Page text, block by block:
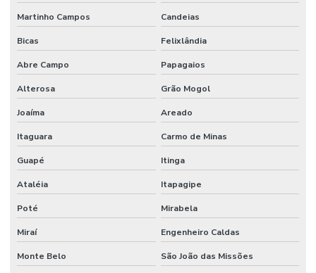
Martinho Campos Candeias
Bicas Felixlândia
Abre Campo Papagaios
Alterosa Grão Mogol
Joaíma Areado
Itaguara Carmo de Minas
Guapé Itinga
Ataléia Itapagipe
Poté Mirabela
Miraí Engenheiro Caldas
Monte Belo São João das Missões